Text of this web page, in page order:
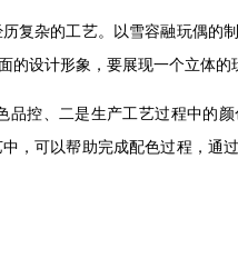
复杂的工艺。以雪容融玩偶的
设计形象，要展现一个立体的
控、二是生产工艺过程中的
，可以帮助完成配色过程，通